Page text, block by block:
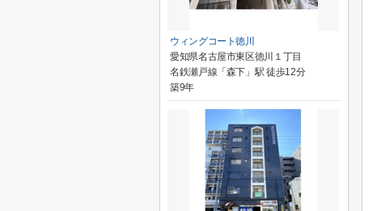
ウィングコート徳川
愛知県名古屋市東区徳川１丁目
名鉄瀬戸線「森下」駅 徒歩12分
築9年